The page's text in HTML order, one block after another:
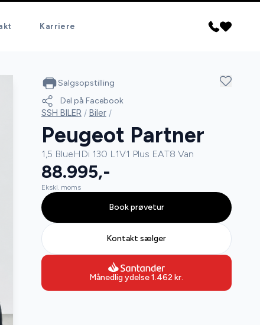
Karriere
Salgsopstilling
Del på Facebook
SSH BILER / Biler /
Peugeot Partner
1,5 BlueHDi 130 L1V1 Plus EAT8 Van
88.995,-
Ekskl. moms
Book prøvetur
Kontakt sælger
Månedlig ydelse1.462 kr.